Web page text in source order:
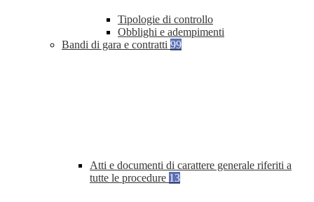
Tipologie di controllo
Obblighi e adempimenti
Bandi di gara e contratti 99
Atti e documenti di carattere generale riferiti a
tutte le procedure 13